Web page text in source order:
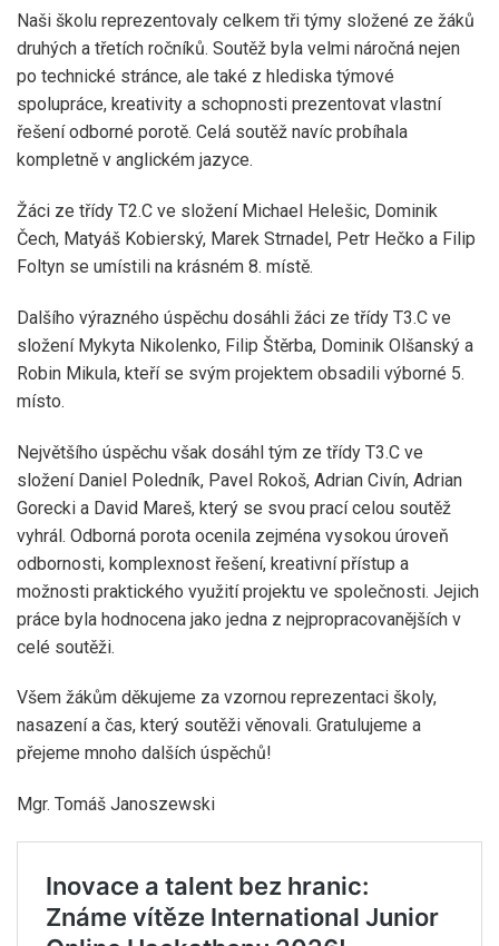
Naši školu reprezentovaly celkem tři týmy složené ze žáků
druhých a třetích ročníků. Soutěž byla velmi náročná nejen
po technické stránce, ale také z hlediska týmové
spolupráce, kreativity a schopnosti prezentovat vlastní
řešení odborné porotě. Celá soutěž navíc probíhala
kompletně v anglickém jazyce.
Žáci ze třídy T2.C ve složení Michael Helešic, Dominik
Čech, Matyáš Kobierský, Marek Strnadel, Petr Hečko a Filip
Foltyn se umístili na krásném 8. místě.
Dalšího výrazného úspěchu dosáhli žáci ze třídy T3.C ve
složení Mykyta Nikolenko, Filip Štěrba, Dominik Olšanský a
Robin Mikula, kteří se svým projektem obsadili výborné 5.
místo.
Největšího úspěchu však dosáhl tým ze třídy T3.C ve
složení Daniel Poledník, Pavel Rokoš, Adrian Civín, Adrian
Gorecki a David Mareš, který se svou prací celou soutěž
vyhrál. Odborná porota ocenila zejména vysokou úroveň
odbornosti, komplexnost řešení, kreativní přístup a
možnosti praktického využití projektu ve společnosti. Jejich
práce byla hodnocena jako jedna z nejpropracovanějších v
celé soutěži.
Všem žákům děkujeme za vzornou reprezentaci školy,
nasazení a čas, který soutěži věnovali. Gratulujeme a
přejeme mnoho dalších úspěchů!
Mgr. Tomáš Janoszewski